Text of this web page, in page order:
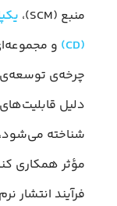
منبع (SCM)،
(CD)
و
دلیل
شناخته
مؤثر همکاری
فرآیند انتشار